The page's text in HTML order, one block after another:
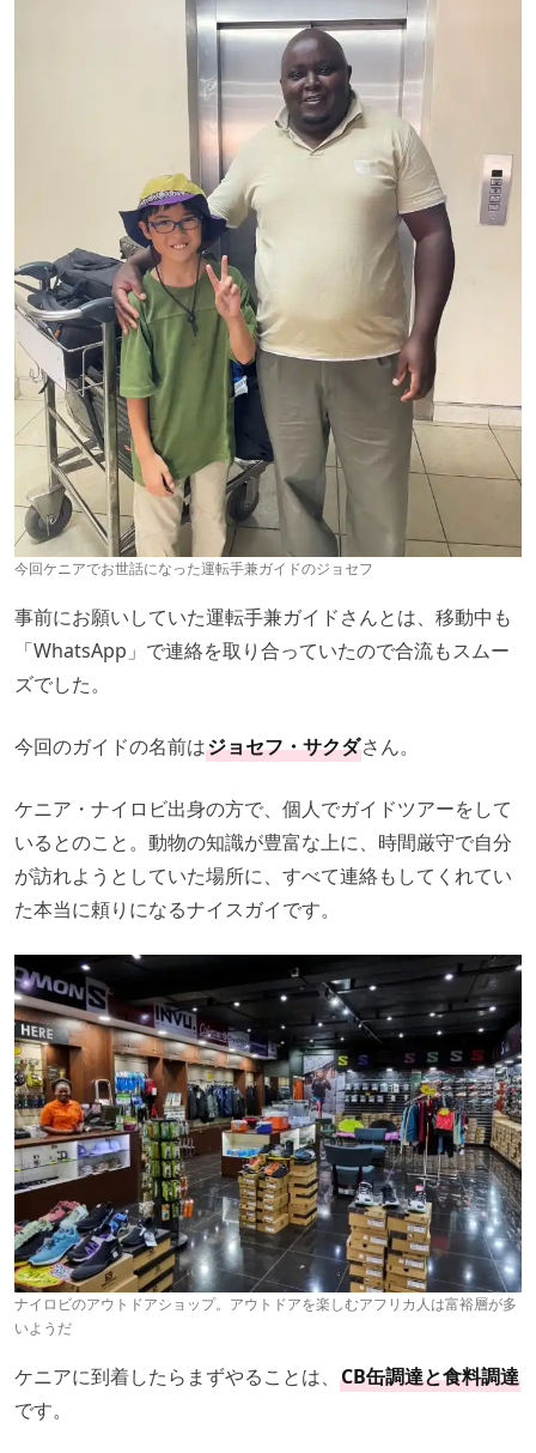
今回ケニアでお世話になった運転手兼ガイドのジョセフ
事前にお願いしていた運転手兼ガイドさんとは、移動中も
「WhatsApp」で連絡を取り合っていたので合流もスムー
ズでした。
今回のガイドの名前はジョセフ・サクダさん。
ケニア・ナイロビ出身の方で、個人でガイドツアーをして
いるとのこと。動物の知識が豊富な上に、時間厳守で自分
が訪れようとしていた場所に、すべて連絡もしてくれてい
た本当に頼りになるナイスガイです。
ナイロビのアウトドアショップ。アウトドアを楽しむアフリカ人は富裕層が多
いようだ
ケニアに到着したらまずやることは、 CB缶調達と食料調達
です。